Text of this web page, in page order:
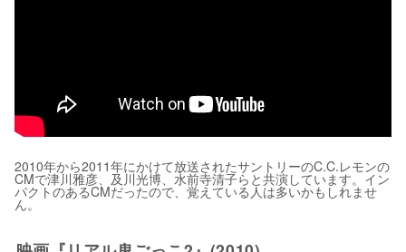
2010年から2011年にかけて放送されたサントリーのC.C.レモンの
CMで津川雅彦、及川光博、水前寺清子らと共演しています。イン
パクトのあるCMだったので、覚えている人は多いかもしれませ
ん。